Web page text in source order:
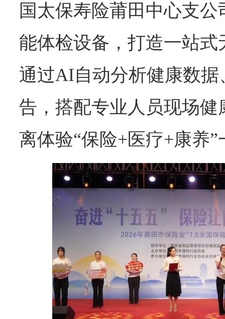
国太保寿险莆田中心支
能体检设备，打造一站
通过AI自动分析健康数
告，搭配专业人员现场
离体验“保险+医疗+康养